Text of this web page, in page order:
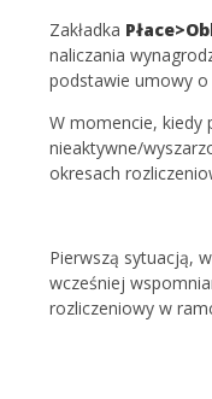
Zakładka
naliczania
podstawie umowy o
W momencie, kiedy
nieaktywne/
okresach
Pierwszą sytuacją,
wcześniej
rozliczeniowy w